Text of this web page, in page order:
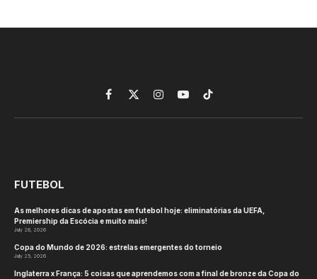
Facebook
X
(Twitter)
InstagramYouTubeTikTok
FUTEBOL
As melhores dicas de apostas em futebol hoje: eliminatórias da UEFA,
Premiership da Escócia e muito mais!
July 28, 2026
Copa do Mundo de 2026: estrelas emergentes do torneio
July 25, 2026
Inglaterra x França: 5 coisas que aprendemos com a final de bronze da Copa do